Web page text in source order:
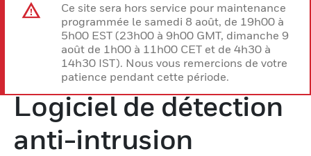
Ce site sera hors service pour maintenance
programmée le samedi 8 août, de 19h00 à
5h00 EST (23h00 à 9h00 GMT, dimanche 9
août de 1h00 à 11h00 CET et de 4h30 à
14h30 IST). Nous vous remercions de votre
patience pendant cette période.
Logiciel de détection
anti-intrusion